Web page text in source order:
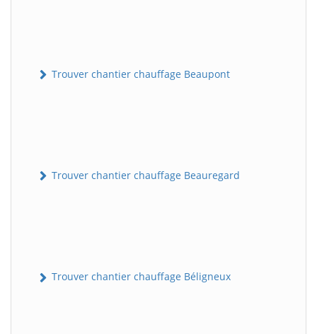
Trouver chantier chauffage Beaupont
Trouver chantier chauffage Beauregard
Trouver chantier chauffage Béligneux